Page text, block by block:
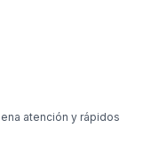
atención y rápidos